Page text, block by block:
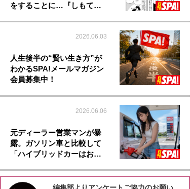
をすることに…『しもて…
2026.06.03
人生後半の“賢い生き方”が
わかるSPA!メールマガジン
会員募集中！
2026.06.06
元ディーラー営業マンが暴
露。ガソリン車と比較して
「ハイブリッドカーはお…